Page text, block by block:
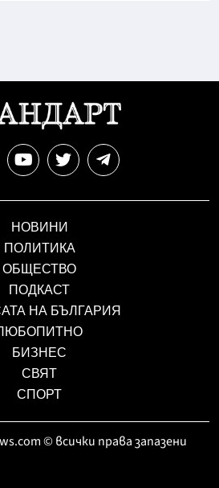
НОВИНИ
ПОЛИТИКА
ОБЩЕСТВО
ПОДКАСТ
НА БЪЛГАРИЯ
БИЗНЕС
СВЯТ
СПОРТ
© всички права запазени